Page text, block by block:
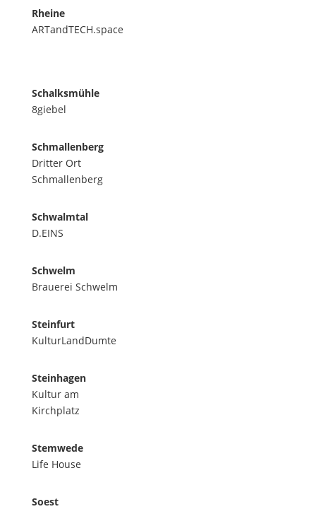
Rheine
ARTandTECH.space
Schalksmühle
8giebel
Schmallenberg
Dritter Ort
Schmallenberg
Schwalmtal
D.EINS
Schwelm
Brauerei Schwelm
Steinfurt
KulturLandDumte
Steinhagen
Kultur am
Kirchplatz
Stemwede
Life House
Soest